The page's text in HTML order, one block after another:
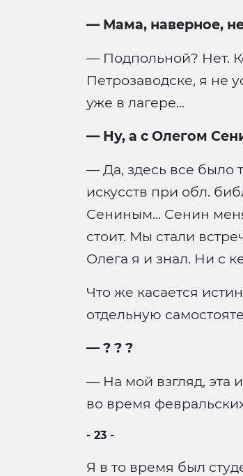
— Мама, наверное,
— Подпольной? Нет.
Петрозаводске, я не
уже в лагере...
— Ну, а с Олегом
— Да, здесь все было
искусств при обл.
Сениным... Сенин
стоит. Мы стали
Олега я и знал. Ни с
Что же касается
отдельную
— ? ? ?
— На мой взгляд, эта
во время
- 23 -
Я в то время был